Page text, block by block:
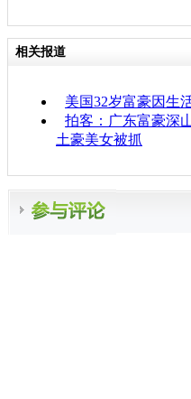
相关报道
美国32岁富豪因生
拍客：广东富豪深
土豪美女被抓